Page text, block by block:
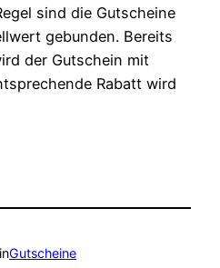
sind die Gutscheine
gebunden. Bereits
der Gutschein mit
Rabatt wird
inGutscheine